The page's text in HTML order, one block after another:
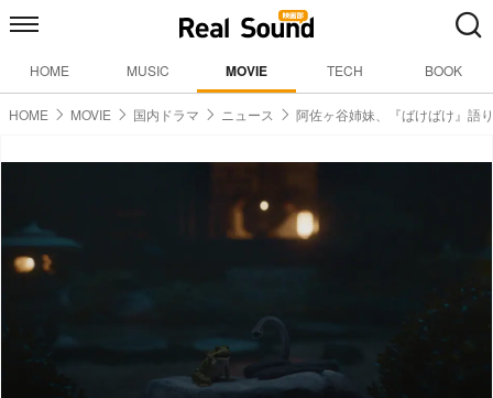
HOME MUSIC MOVIE TECH BOOK
HOME MOVIE 国内ドラマ ニュース 阿佐ヶ谷姉妹、『ばけばけ』語